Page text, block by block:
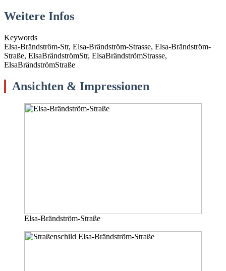
Weitere Infos
Keywords
Elsa-Brändström-Str, Elsa-Brändström-Strasse, Elsa-Brändström-
Straße, ElsaBrändströmStr, ElsaBrändströmStrasse,
ElsaBrändströmStraße
Ansichten & Impressionen
Elsa-Brändström-Straße